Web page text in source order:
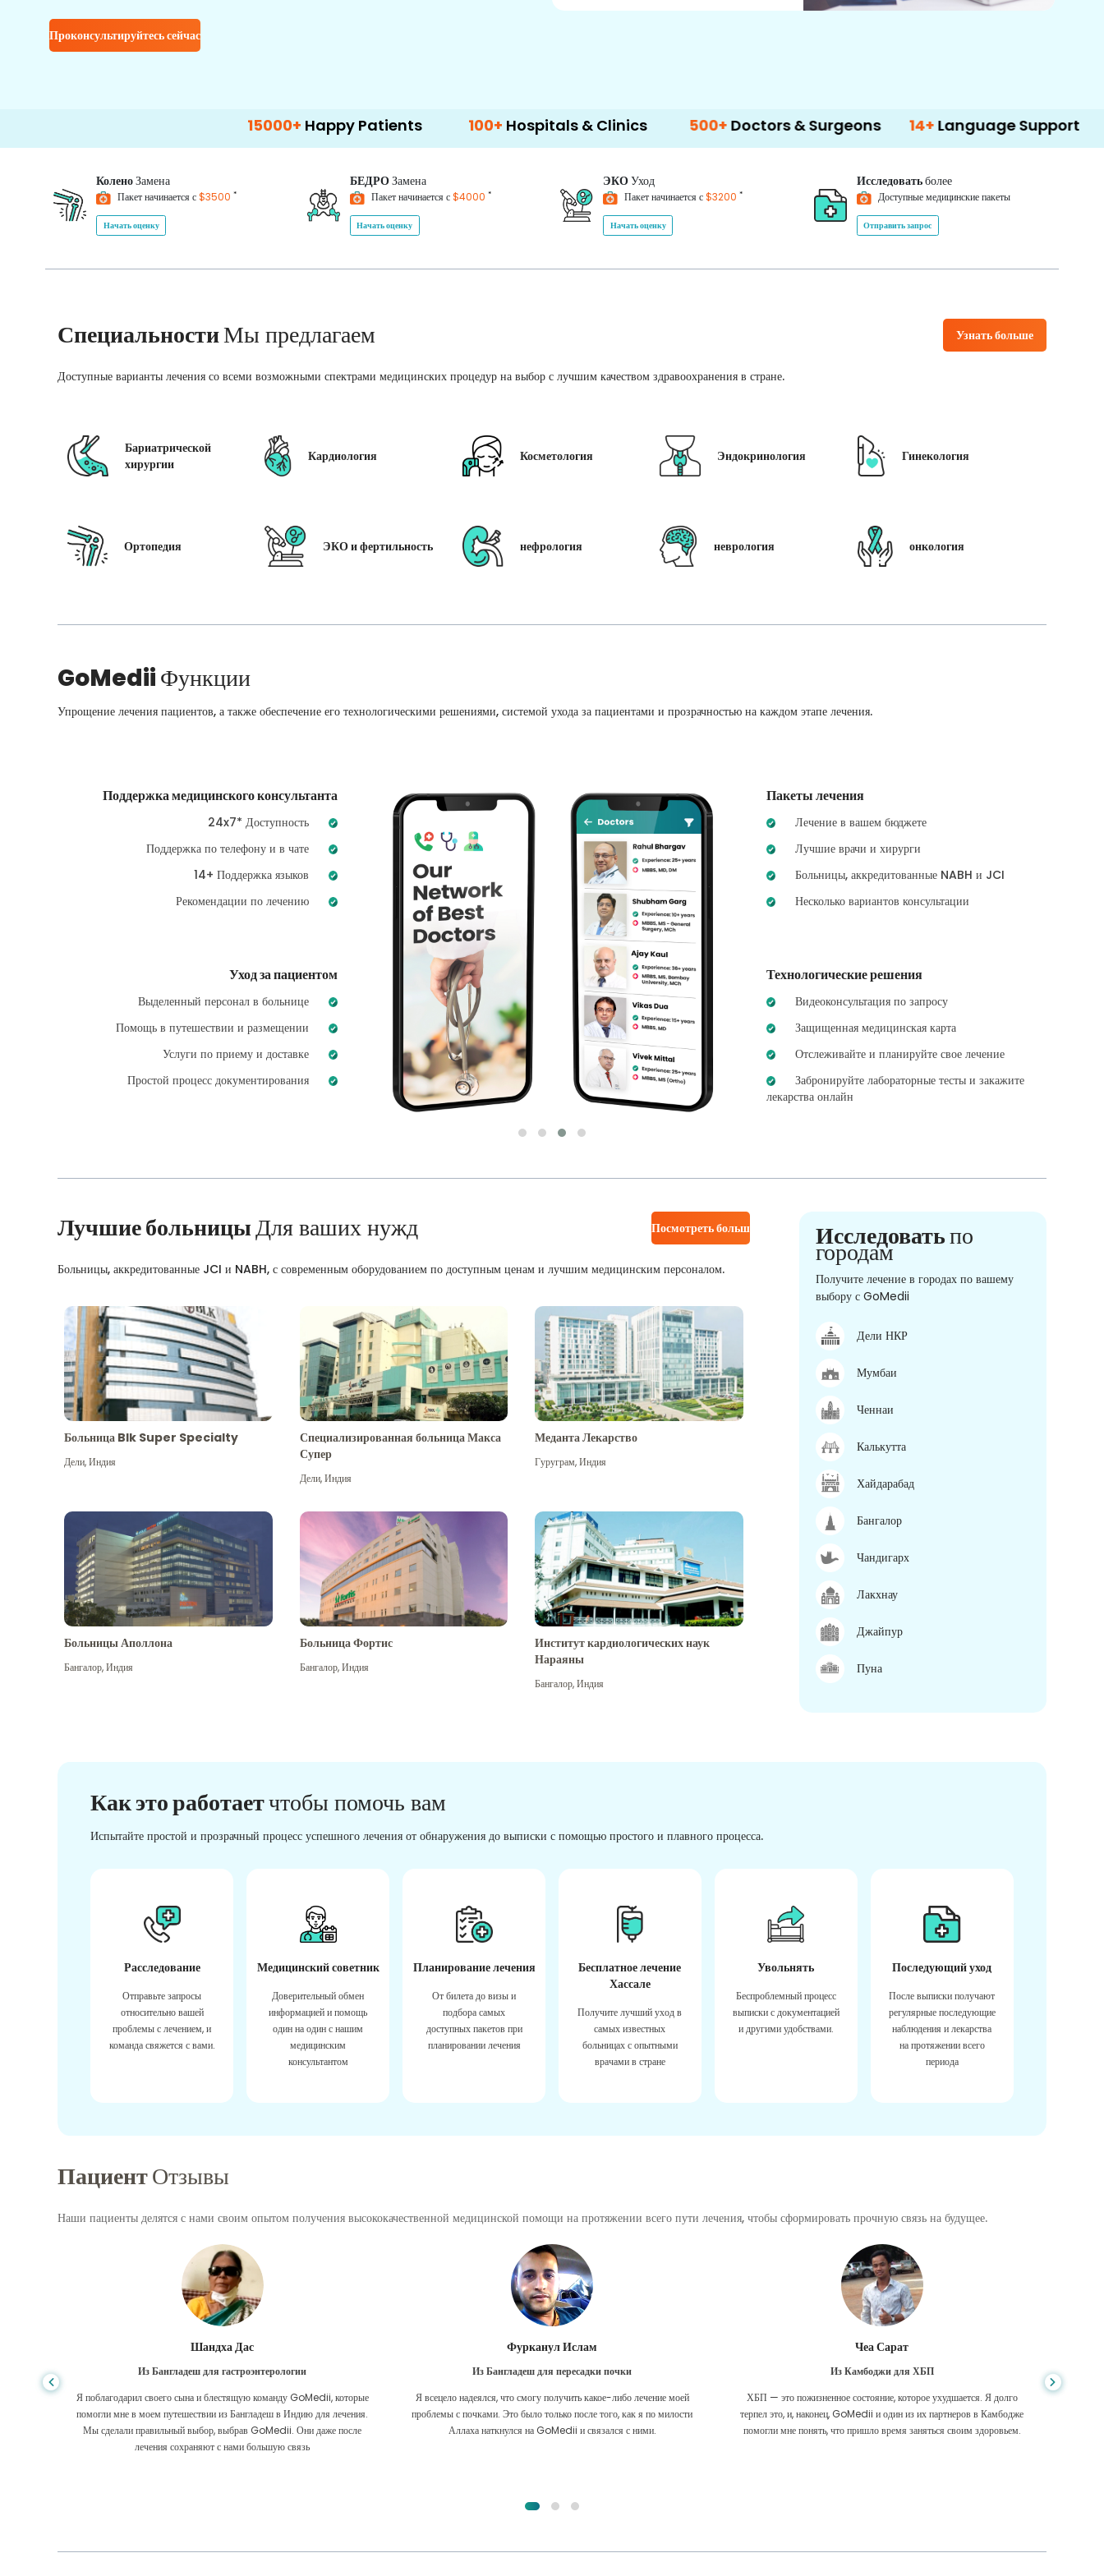
Проконсультируйтесь сейчас
Happy Patients 100+Hospitals & Clinics 500+Doctors & Surgeons 14+Language Support 500+
КоленоЗамена
Пакет начинается с$3500 *
Начать оценку
БЕДРОЗамена
Пакет начинается с$4000 *
Начать оценку
ЭКОУход
Пакет начинается с$3200 *
Начать оценку
Исследоватьболее
Доступные медицинские пакеты
Отправить запрос
СпециальностиМы предлагаем Узнать больше
Доступные варианты лечения со всеми возможными спектрами медицинских процедур на выбор с лучшим качеством здравоохранения в стране.
Бариатрической
хирургии
Кардиология Косметология Эндокринология Гинекология
Ортопедия ЭКО и фертильность нефрология неврология онкология
GoMediiФункции
Упрощение лечения пациентов, а также обеспечение его технологическими решениями, системой ухода за пациентами и прозрачностью на каждом этапе лечения.
Поддержка медицинского консультанта
24x7* Доступность
Поддержка по телефону и в чате
14+ Поддержка языков
Рекомендации по лечению
Уход за пациентом
Выделенный персонал в больнице
Помощь в путешествии и размещении
Услуги по приему и доставке
Простой процесс документирования
Пакеты лечения
Лечение в вашем бюджете
Лучшие врачи и хирурги
Больницы, аккредитованные NABH и JCI
Несколько вариантов консультации
Технологические решения
Видеоконсультация по запросу
Защищенная медицинская карта
Отслеживайте и планируйте свое лечение
Забронируйте лабораторные тесты и закажите
лекарства онлайн
Лучшие больницыДля ваших нужд Посмотреть больше
Больницы, аккредитованные JCI и NABH, с современным оборудованием по доступным ценам и лучшим медицинским персоналом.
Больница Blk Super Specialty
Дели,Индия
Специализированная больница Макса
Супер
Дели,Индия
Меданта Лекарство
Гуруграм,Индия
Больницы Аполлона
Бангалор,Индия
Больница Фортис
Бангалор,Индия
Институт кардиологических наук
Нараяны
Бангалор,Индия
Исследоватьпо
городам
Получите лечение в городах по вашему
выбору с GoMedii
Дели НКР
Мумбаи
Ченнаи
Калькутта
Хайдарабад
Бангалор
Чандигарх
Лакхнау
Джайпур
Пуна
Как это работаетчтобы помочь вам
Испытайте простой и прозрачный процесс успешного лечения от обнаружения до выписки с помощью простого и плавного процесса.
Расследование
Отправьте запросы
относительно вашей
проблемы с лечением, и
команда свяжется с вами.
Медицинский советник
Доверительный обмен
информацией и помощь
один на один с нашим
медицинским
консультантом
Планирование лечения
От билета до визы и
подбора самых
доступных пакетов при
планировании лечения
Бесплатное лечение
Хассале
Получите лучший уход в
самых известных
больницах с опытными
врачами в стране
Увольнять
Беспроблемный процесс
выписки с документацией
и другими удобствами.
Последующий уход
После выписки получают
регулярные последующие
наблюдения и лекарства
на протяжении всего
периода
ПациентОтзывы
Наши пациенты делятся с нами своим опытом получения высококачественной медицинской помощи на протяжении всего пути лечения, чтобы сформировать прочную связь на будущее.
Шандха Дас
Из Бангладеш для гастроэнтерологии
Я поблагодарил своего сына и блестящую команду GoMedii, которые
помогли мне в моем путешествии из Бангладеш в Индию для лечения.
Мы сделали правильный выбор, выбрав GoMedii. Они даже после
лечения сохраняют с нами большую связь
Фурканул Ислам
Из Бангладеш для пересадки почки
Я всецело надеялся, что смогу получить какое-либо лечение моей
проблемы с почками. Это было только после того, как я по милости
Аллаха наткнулся на GoMedii и связался с ними.
Чеа Сарат
Из Камбоджи для ХБП
ХБП — это пожизненное состояние, которое ухудшается. Я долго
терпел это, и, наконец, GoMedii и один из их партнеров в Камбодже
помогли мне понять, что пришло время заняться своим здоровьем.